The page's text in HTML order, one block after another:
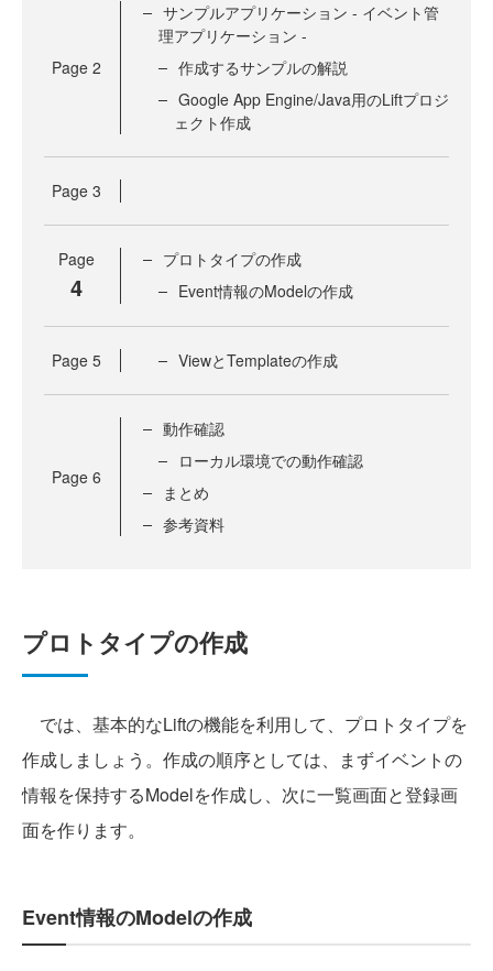
Page 2
サンプルアプリケーション - イベント管
理アプリケーション -
作成するサンプルの解説
Google App Engine/Java用のLiftプロジ
ェクト作成
Page 3
Page
4
プロトタイプの作成
Event情報のModelの作成
Page 5 ViewとTemplateの作成
Page 6
動作確認
ローカル環境での動作確認
まとめ
参考資料
プロトタイプの作成
では、基本的なLiftの機能を利用して、プロトタイプを
作成しましょう。作成の順序としては、まずイベントの
情報を保持するModelを作成し、次に一覧画面と登録画
面を作ります。
Event情報のModelの作成